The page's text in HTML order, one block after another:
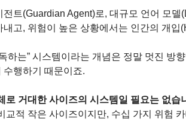
전트(Guardian Agent)로, 대규모 언어 모
고, 위험이 높은 상황에서는 인간의 개입
하는” 시스템이라는 개념은 정말 멋진 방
수행하기 때문이죠.
로 거대한 사이즈의 시스템일 필요는 없습
교적 작은 사이즈이지만, 수십 가지 위험